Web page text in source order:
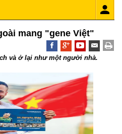
mang "gene Việt"
và ở lại như một người nhà.